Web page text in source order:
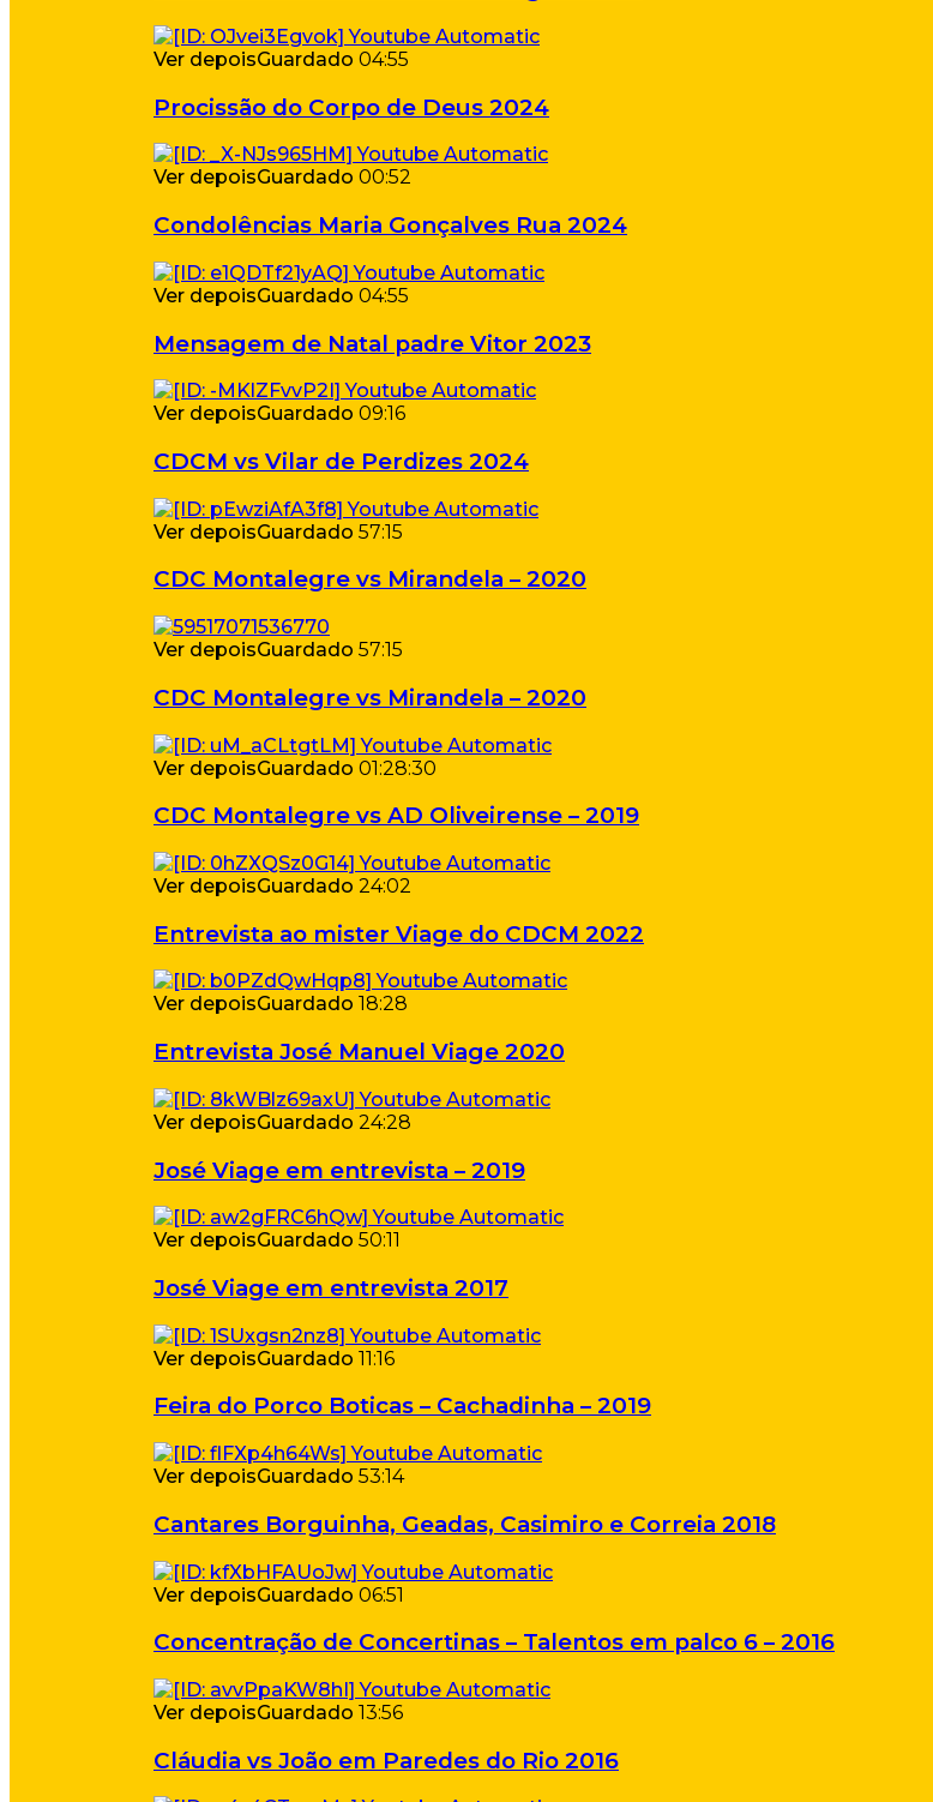
Ver depoisGuardado 04:55
Procissão do Corpo de Deus 2024
Ver depoisGuardado 00:52
Condolências Maria Gonçalves Rua 2024
Ver depoisGuardado 04:55
Mensagem de Natal padre Vitor 2023
Ver depoisGuardado 09:16
CDCM vs Vilar de Perdizes 2024
Ver depoisGuardado 57:15
CDC Montalegre vs Mirandela – 2020
Ver depoisGuardado 57:15
CDC Montalegre vs Mirandela – 2020
Ver depoisGuardado 01:28:30
CDC Montalegre vs AD Oliveirense – 2019
Ver depoisGuardado 24:02
Entrevista ao mister Viage do CDCM 2022
Ver depoisGuardado 18:28
Entrevista José Manuel Viage 2020
Ver depoisGuardado 24:28
José Viage em entrevista – 2019
Ver depoisGuardado 50:11
José Viage em entrevista 2017
Ver depoisGuardado 11:16
Feira do Porco Boticas – Cachadinha – 2019
Ver depoisGuardado 53:14
Cantares Borguinha, Geadas, Casimiro e Correia 2018
Ver depoisGuardado 06:51
Concentração de Concertinas – Talentos em palco 6 – 2016
Ver depoisGuardado 13:56
Cláudia vs João em Paredes do Rio 2016